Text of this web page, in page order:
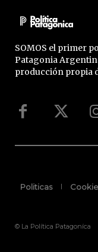
SOMOS el primer
Patagonia
producción propia
Politicas
© La Política Patagoníca